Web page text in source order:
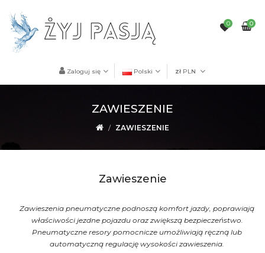
0
0
Zaloguj się Polski zł PLN
ZAWIESZENIE
ZAWIESZENIE
Zawieszenie
Zawieszenia pneumatyczne podnoszą komfort jazdy, poprawiają
właściwości jezdne pojazdu oraz zwiększą bezpieczeństwo.
Pneumatyczne resory pomocnicze umożliwiają ręczną lub
automatyczną regulację wysokości zawieszenia.